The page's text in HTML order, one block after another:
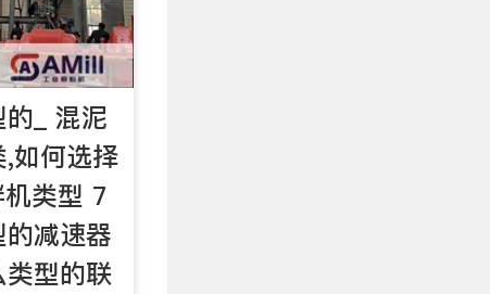
_ 混泥
如何选择
类型 7
减速器
型的联